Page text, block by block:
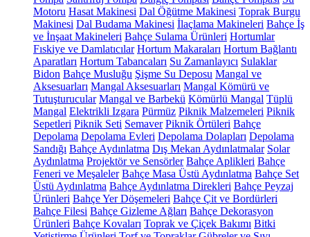
Motoru Hasat Makinesi Dal Öğütme Makinesi Toprak Burgu
Makinesi Dal Budama Makinesi İlaçlama Makineleri Bahçe İş
ve İnşaat Makineleri Bahçe Sulama Ürünleri Hortumlar
Fıskiye ve Damlatıcılar Hortum Makaraları Hortum Bağlantı
Aparatları Hortum Tabancaları Su Zamanlayıcı Sulaklar
Bidon Bahçe Musluğu Şişme Su Deposu Mangal ve
Aksesuarları Mangal Aksesuarları Mangal Kömürü ve
Tutuşturucular Mangal ve Barbekü Kömürlü Mangal Tüplü
Mangal Elektrikli Izgara Pürmüz Piknik Malzemeleri Piknik
Sepetleri Piknik Seti Semaver Piknik Örtüleri Bahçe
Depolama Depolama Evleri Depolama Dolapları Depolama
Sandığı Bahçe Aydınlatma Dış Mekan Aydınlatmalar Solar
Aydınlatma Projektör ve Sensörler Bahçe Aplikleri Bahçe
Feneri ve Meşaleler Bahçe Masa Üstü Aydınlatma Bahçe Set
Üstü Aydınlatma Bahçe Aydınlatma Direkleri Bahçe Peyzaj
Ürünleri Bahçe Yer Döşemeleri Bahçe Çit ve Bordürleri
Bahçe Filesi Bahçe Gizleme Ağları Bahçe Dekorasyon
Ürünleri Bahçe Kovaları Toprak ve Çiçek Bakımı Bitki